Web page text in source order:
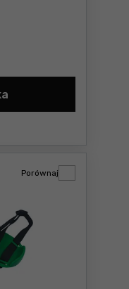
ręczny Flo
Porównaj